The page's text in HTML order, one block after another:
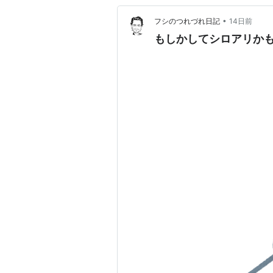
フシのつれづれ日記 • 14日前
もしかしてシロアリか